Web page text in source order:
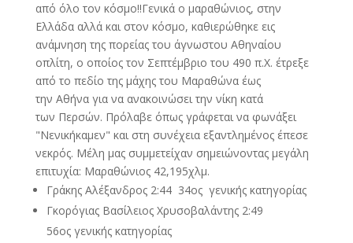
από όλο τον κόσμο!!Γενικά ο μαραθώνιος, στην
Ελλάδα αλλά και στον κόσμο, καθιερώθηκε εις
ανάμνηση της πορείας του άγνωστου Αθηναίου
οπλίτη, ο οποίος τον Σεπτέμβριο του 490 π.Χ. έτρεξε
από το πεδίο της μάχης του Μαραθώνα έως
την Αθήνα για να ανακοινώσει την νίκη κατά
των Περσών. Πρόλαβε όπως γράφεται να φωνάξει
"Νενικήκαμεν" και στη συνέχεια εξαντλημένος έπεσε
νεκρός. Μέλη μας συμμετείχαν σημειώνοντας μεγάλη
επιτυχία: Μαραθώνιος 42,195χλμ.
Γράκης Αλέξανδρος 2:44 34ος γενικής κατηγορίας
Γκορόγιας Βασίλειος Χρυσοβαλάντης 2:49
56ος γενικής κατηγορίας